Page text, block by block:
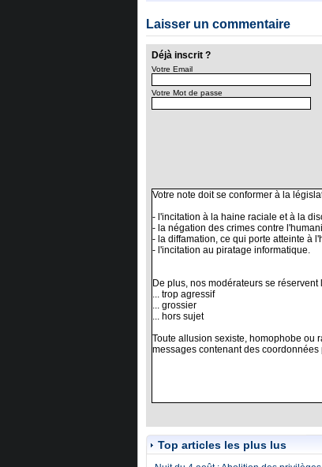
Laisser un commentaire
Déjà inscrit ?
Votre Email
Votre Mot de passe
Top articles les plus lus